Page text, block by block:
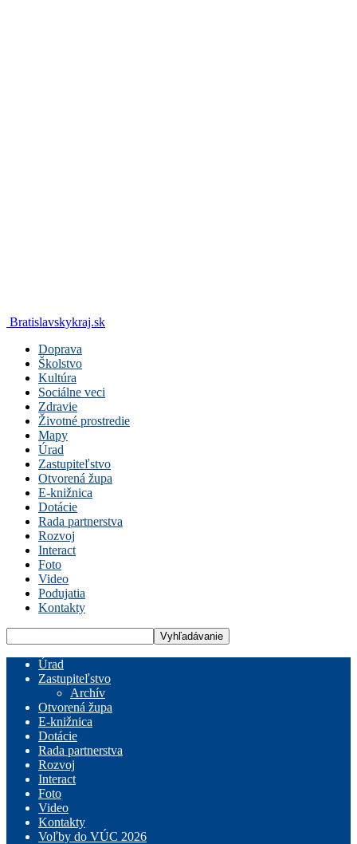
Bratislavskykraj.sk
Doprava
Školstvo
Kultúra
Sociálne veci
Zdravie
Životné prostredie
Mapy
Úrad
Zastupiteľstvo
Otvorená župa
E-knižnica
Dotácie
Rada partnerstva
Rozvoj
Interact
Foto
Video
Podujatia
Kontakty
Úrad
Zastupiteľstvo
Archív
Otvorená župa
E-knižnica
Dotácie
Rada partnerstva
Rozvoj
Interact
Foto
Video
Kontakty
Voľby do VÚC 2026